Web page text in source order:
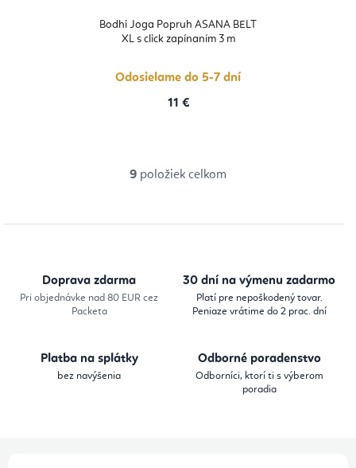
Bodhi Joga Popruh ASANA BELT
XL s click zapínaním 3 m
Odosielame do 5-7 dní
11 €
l
d
9 položiek celkom
Doprava zdarma
Pri objednávke nad 80 EUR cez
Packeta
30 dní na výmenu zadarmo
Platí pre nepoškodený tovar.
Peniaze vrátime do 2 prac. dní
Platba na splátky
bez navýšenia
Odborné poradenstvo
Odborníci, ktorí ti s výberom
poradia